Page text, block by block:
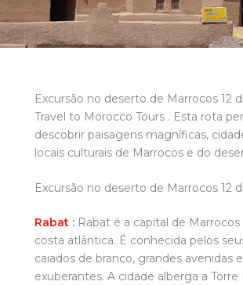
Excursão no deserto de Marrocos 12
Travel to Morocco Tours . Esta rota
descobrir paisagens magníficas,
locais culturais de Marrocos e do
Excursão no deserto de Marrocos 12
Rabat : Rabat é a capital de
costa atlântica. É conhecida pelos
caiados de branco, grandes avenidas
exuberantes. A cidade alberga a Torre